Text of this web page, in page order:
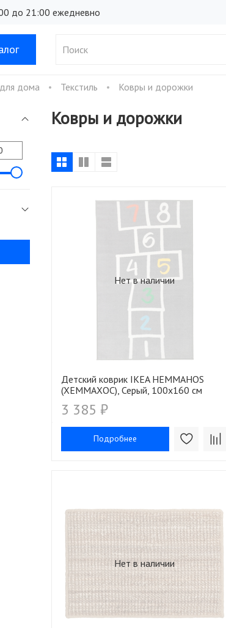
до 21:00 ежедневно
дома Текстиль Ковры и дорожки
Ковры и дорожки
Нет в наличии
Детский коврик IKEA HEMMAHOS
(ХЕММАХОС), Серый, 100х160 см
3 385 ₽
Подробнее
Нет в наличии